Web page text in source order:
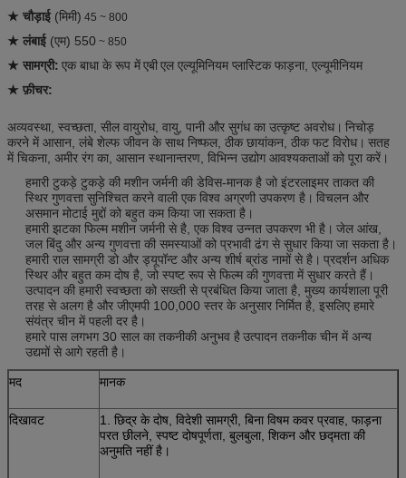
★ चौड़ाई (मिमी) 45 ~ 800
★ लंबाई (एम) 550 ~ 850
★ सामग्री: एक बाधा के रूप मेंएबीएल एल्यूमिनियम प्लास्टिक फाड़ना, एल्यूमीनियम
★ फ़ीचर:
अव्यवस्था, स्वच्छता, सील वायुरोध, वायु, पानी और सुगंध का उत्कृष्ट अवरोध। निचोड़
करने में आसान, लंबे शेल्फ जीवन के साथ निष्फल, ठीक छायांकन, ठीक फट विरोध। सतह
में चिकना, अमीर रंग का, आसान स्थानान्तरण, विभिन्न उद्योग आवश्यकताओं को पूरा करें।
हमारी टुकड़े टुकड़े की मशीन जर्मनी की डेविस-मानक है जो इंटरलाइमर ताकत की
स्थिर गुणवत्ता सुनिश्चित करने वाली एक विश्व अग्रणी उपकरण है। विचलन और
असमान मोटाई मुद्दों को बहुत कम किया जा सकता है।
हमारी झटका फिल्म मशीन जर्मनी से है, एक विश्व उन्नत उपकरण भी है। जेल आंख,
जल बिंदु और अन्य गुणवत्ता की समस्याओं को प्रभावी ढंग से सुधार किया जा सकता है।
हमारी राल सामग्री डो और ड्यूपॉन्ट और अन्य शीर्ष ब्रांड नामों से है। प्रदर्शन अधिक
स्थिर और बहुत कम दोष है, जो स्पष्ट रूप से फिल्म की गुणवत्ता में सुधार करते हैं।
उत्पादन की हमारी स्वच्छता को सख्ती से प्रबंधित किया जाता है, मुख्य कार्यशाला पूरी
तरह से अलग है और जीएमपी 100,000 स्तर के अनुसार निर्मित है, इसलिए हमारे
संयंत्र चीन में पहली दर है।
हमारे पास लगभग 30 साल का तकनीकी अनुभव हैउत्पादन तकनीक चीन में अन्य
उद्यमों से आगे रहती है।
मद मानक
दिखावट
1. छिद्र के दोष, विदेशी सामग्री, बिना विषम कवर प्रवाह, फाड़ना
परत छीलने, स्पष्ट दोषपूर्णता, बुलबुला, शिकन और छद्मता की
अनुमति नहीं है।